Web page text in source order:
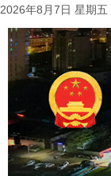
2026年8月7日 星期五